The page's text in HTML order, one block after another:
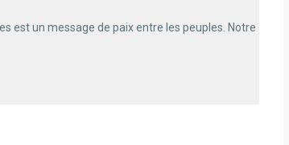
est un message de paix entre les peuples. Notre